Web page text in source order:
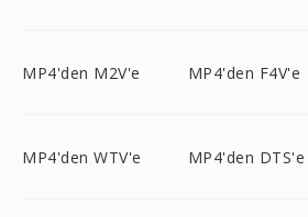
MP4'den M2V'e MP4'den F4V'e
MP4'den WTV'e MP4'den DTS'e